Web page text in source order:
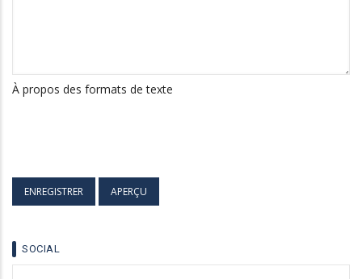
À propos des formats de texte
SOCIAL